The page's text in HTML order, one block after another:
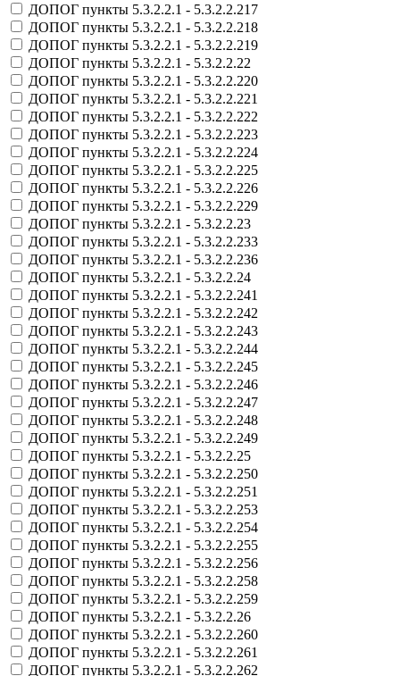
ДОПОГ пункты 5.3.2.2.1 - 5.3.2.2.217
ДОПОГ пункты 5.3.2.2.1 - 5.3.2.2.218
ДОПОГ пункты 5.3.2.2.1 - 5.3.2.2.219
ДОПОГ пункты 5.3.2.2.1 - 5.3.2.2.22
ДОПОГ пункты 5.3.2.2.1 - 5.3.2.2.220
ДОПОГ пункты 5.3.2.2.1 - 5.3.2.2.221
ДОПОГ пункты 5.3.2.2.1 - 5.3.2.2.222
ДОПОГ пункты 5.3.2.2.1 - 5.3.2.2.223
ДОПОГ пункты 5.3.2.2.1 - 5.3.2.2.224
ДОПОГ пункты 5.3.2.2.1 - 5.3.2.2.225
ДОПОГ пункты 5.3.2.2.1 - 5.3.2.2.226
ДОПОГ пункты 5.3.2.2.1 - 5.3.2.2.229
ДОПОГ пункты 5.3.2.2.1 - 5.3.2.2.23
ДОПОГ пункты 5.3.2.2.1 - 5.3.2.2.233
ДОПОГ пункты 5.3.2.2.1 - 5.3.2.2.236
ДОПОГ пункты 5.3.2.2.1 - 5.3.2.2.24
ДОПОГ пункты 5.3.2.2.1 - 5.3.2.2.241
ДОПОГ пункты 5.3.2.2.1 - 5.3.2.2.242
ДОПОГ пункты 5.3.2.2.1 - 5.3.2.2.243
ДОПОГ пункты 5.3.2.2.1 - 5.3.2.2.244
ДОПОГ пункты 5.3.2.2.1 - 5.3.2.2.245
ДОПОГ пункты 5.3.2.2.1 - 5.3.2.2.246
ДОПОГ пункты 5.3.2.2.1 - 5.3.2.2.247
ДОПОГ пункты 5.3.2.2.1 - 5.3.2.2.248
ДОПОГ пункты 5.3.2.2.1 - 5.3.2.2.249
ДОПОГ пункты 5.3.2.2.1 - 5.3.2.2.25
ДОПОГ пункты 5.3.2.2.1 - 5.3.2.2.250
ДОПОГ пункты 5.3.2.2.1 - 5.3.2.2.251
ДОПОГ пункты 5.3.2.2.1 - 5.3.2.2.253
ДОПОГ пункты 5.3.2.2.1 - 5.3.2.2.254
ДОПОГ пункты 5.3.2.2.1 - 5.3.2.2.255
ДОПОГ пункты 5.3.2.2.1 - 5.3.2.2.256
ДОПОГ пункты 5.3.2.2.1 - 5.3.2.2.258
ДОПОГ пункты 5.3.2.2.1 - 5.3.2.2.259
ДОПОГ пункты 5.3.2.2.1 - 5.3.2.2.26
ДОПОГ пункты 5.3.2.2.1 - 5.3.2.2.260
ДОПОГ пункты 5.3.2.2.1 - 5.3.2.2.261
ДОПОГ пункты 5.3.2.2.1 - 5.3.2.2.262